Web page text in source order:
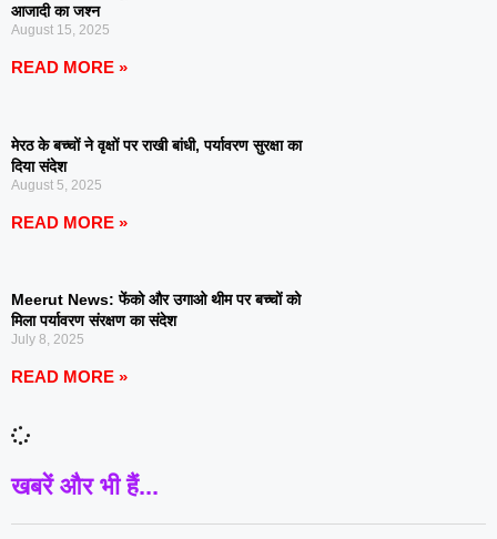
आजादी का जश्न
August 15, 2025
READ MORE »
मेरठ के बच्चों ने वृक्षों पर राखी बांधी, पर्यावरण सुरक्षा का
दिया संदेश
August 5, 2025
READ MORE »
Meerut News: फेंको और उगाओ थीम पर बच्चों को
मिला पर्यावरण संरक्षण का संदेश
July 8, 2025
READ MORE »
खबरें और भी हैं...